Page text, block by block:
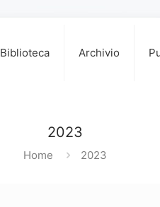
Biblioteca Archivio
2023
Home 2023